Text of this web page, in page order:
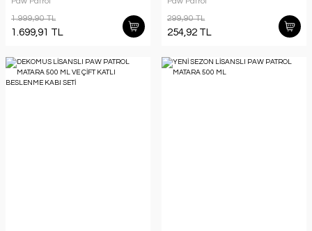
1.999,90 TL
1.699,91 TL
299,90 TL
254,92 TL